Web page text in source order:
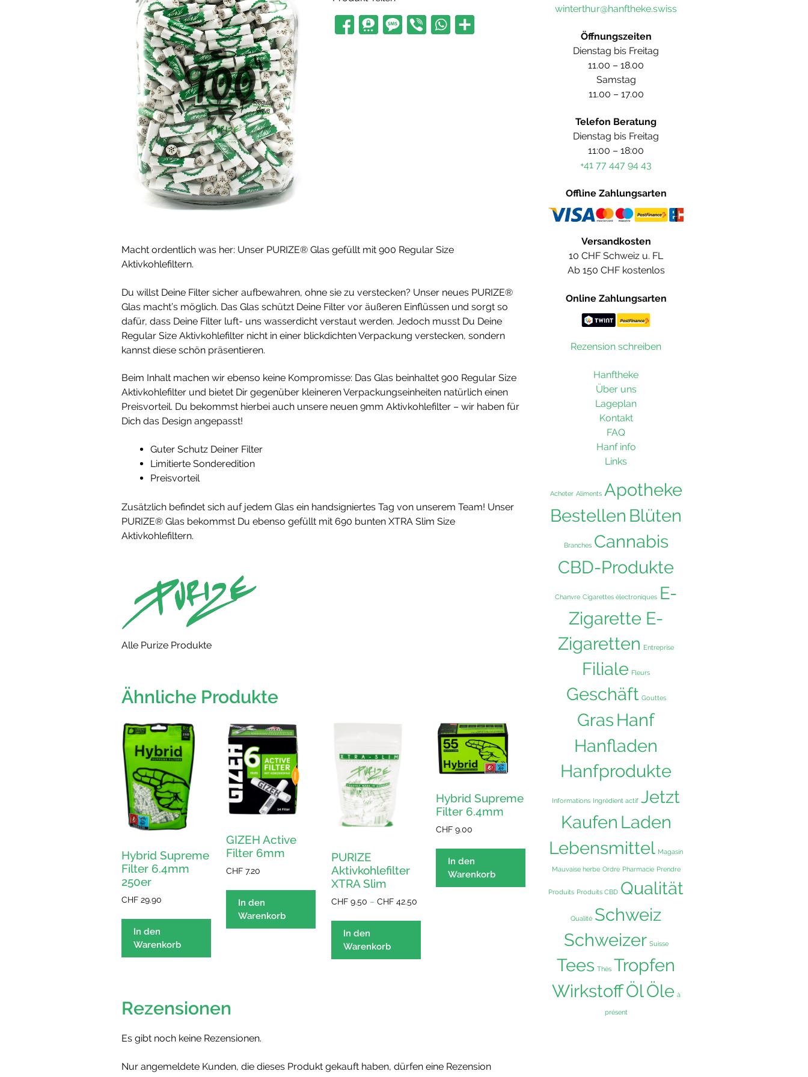
Macht ordentlich was her: Unser PURIZE® Glas gefüllt mit 900 Regular Size
Aktivkohlefiltern.
Du willst Deine Filter sicher aufbewahren, ohne sie zu verstecken? Unser neues PURIZE®
Glas macht’s möglich. Das Glas schützt Deine Filter vor äußeren Einflüssen und sorgt so
dafür, dass Deine Filter luft- uns wasserdicht verstaut werden. Jedoch musst Du Deine
Regular Size Aktivkohlefilter nicht in einer blickdichten Verpackung verstecken, sondern
kannst diese schön präsentieren.
Beim Inhalt machen wir ebenso keine Kompromisse: Das Glas beinhaltet 900 Regular Size
Aktivkohlefilter und bietet Dir gegenüber kleineren Verpackungseinheiten natürlich einen
Preisvorteil. Du bekommst hierbei auch unsere neuen 9mm Aktivkohlefilter – wir haben für
Dich das Design angepasst!
Guter Schutz Deiner Filter
Limitierte Sonderedition
Preisvorteil
Zusätzlich befindet sich auf jedem Glas ein handsigniertes Tag von unserem Team! Unser
PURIZE® Glas bekommst Du ebenso gefüllt mit 690 bunten XTRA Slim Size
Aktivkohlefiltern.
Alle Purize Produkte
Ähnliche Produkte
Hybrid Supreme
Filter 6.4mm
250er
CHF 29.90
In den
Warenkorb
GIZEH Active
Filter 6mm
CHF 7.20
In den
Warenkorb
PURIZE
Aktivkohlefilter
XTRA Slim
CHF9.50 – CHF42.50Preisspanne:
In den
Warenkorb
Dieses
mehrere
der
Hybrid Supreme
Filter 6.4mm
CHF 9.00
In den
Warenkorb
Rezensionen
Es gibt noch keine Rezensionen.
Nur angemeldete Kunden, die dieses Produkt gekauft haben, dürfen eine Rezension
winterthur@hanftheke.swiss
Öffnungszeiten
Dienstag bis Freitag
11.00 – 18.00
Samstag
11.00 – 17.00
Telefon Beratung
Dienstag bis Freitag
11:00 – 18:00
+41 77 447 94 43
Offline Zahlungsarten
Versandkosten
10 CHF Schweiz u. FL
Ab 150 CHF kostenlos
Online Zahlungsarten
Rezension schreiben
Hanftheke
Über uns
Lageplan
Kontakt
FAQ
Hanf info
Links
Acheter Aliments Apotheke
Bestellen Blüten
Branches Cannabis
CBD-Produkte
Chanvre Cigarettes électroniques E-
Zigarette E-
Zigaretten Entreprise
Filiale Fleurs
Geschäft Gouttes
Gras Hanf
Hanfladen
Hanfprodukte
Informations Ingrédient actif Jetzt
Kaufen Laden
Lebensmittel Magasin
Mauvaise herbe Ordre Pharmacie Prendre
Produits Produits CBD Qualität
Qualité Schweiz
Schweizer Suisse
Tees Thés Tropfen
WirkstoffÖlÖle à
présent